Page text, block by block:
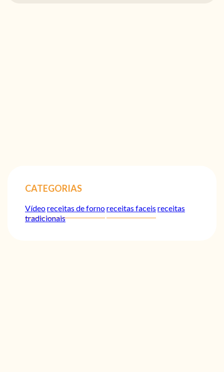
CATEGORIAS
Vídeoreceitas de fornoreceitas faceis receitas
tradicionais